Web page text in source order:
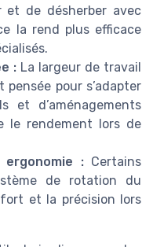
et de désherber avec
la rend plus efficace
: La largeur de travail
pour s’adapter
et d’aménagements
le rendement lors de
:Certains
de rotation du
et la précision lors